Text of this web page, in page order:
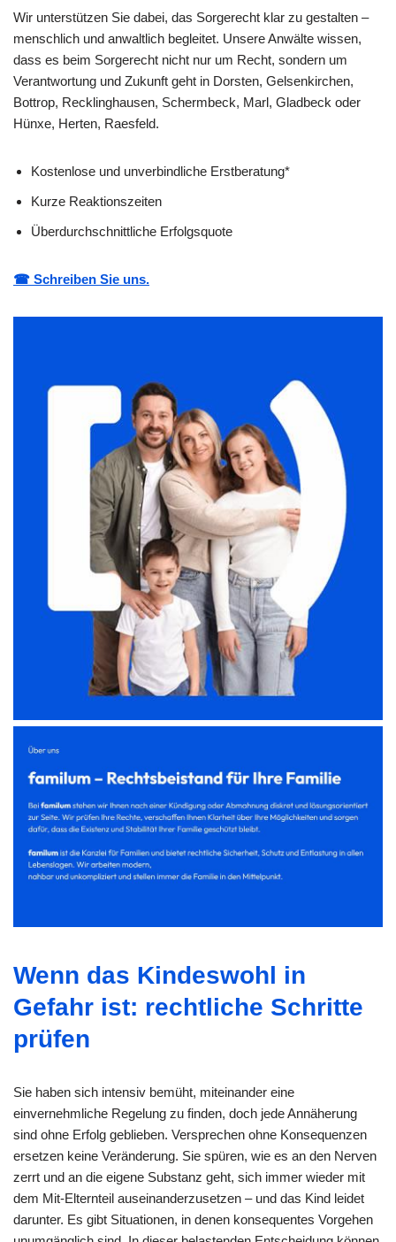
Wir unterstützen Sie dabei, das Sorgerecht klar zu gestalten –
menschlich und anwaltlich begleitet. Unsere Anwälte wissen,
dass es beim Sorgerecht nicht nur um Recht, sondern um
Verantwortung und Zukunft geht in Dorsten, Gelsenkirchen,
Bottrop, Recklinghausen, Schermbeck, Marl, Gladbeck oder
Hünxe, Herten, Raesfeld.
Kostenlose und unverbindliche Erstberatung*
Kurze Reaktionszeiten
Überdurchschnittliche Erfolgsquote
☎ Schreiben Sie uns.
Wenn das Kindeswohl in
Gefahr ist: rechtliche Schritte
prüfen
Sie haben sich intensiv bemüht, miteinander eine
einvernehmliche Regelung zu finden, doch jede Annäherung
sind ohne Erfolg geblieben. Versprechen ohne Konsequenzen
ersetzen keine Veränderung. Sie spüren, wie es an den Nerven
zerrt und an die eigene Substanz geht, sich immer wieder mit
dem Mit-Elternteil auseinanderzusetzen – und das Kind leidet
darunter. Es gibt Situationen, in denen konsequentes Vorgehen